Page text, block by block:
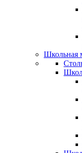
Школьная